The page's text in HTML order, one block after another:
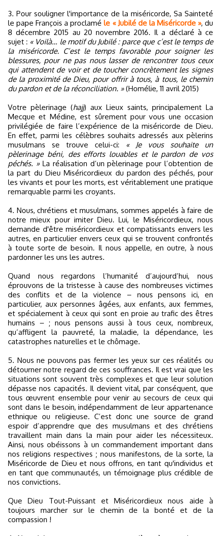
3. Pour souligner l'importance de la miséricorde, Sa Sainteté
le pape François a proclaméle « Jubilé de la Miséricorde », du
8 décembre 2015 au 20 novembre 2016. Il a déclaré à ce
sujet : « Voilà… le motif du Jubilé : parce que c’est le temps de
la miséricorde. C’est le temps favorable pour soigner les
blessures, pour ne pas nous lasser de rencontrer tous ceux
qui attendent de voir et de toucher concrètement les signes
de la proximité de Dieu, pour offrir à tous, à tous, le chemin
du pardon et de la réconciliation. »(Homélie, 11 avril 2015)
Votre pèlerinage (hajj) aux Lieux saints, principalement La
Mecque et Médine, est sûrement pour vous une occasion
privilégiée de faire l’expérience de la miséricorde de Dieu.
En effet, parmi les célèbres souhaits adressés aux pèlerins
musulmans se trouve celui-ci:
« Je vous souhaite un
pèlerinage béni, des efforts louables et le pardon de vos
péchés. »La réalisation d’un pèlerinage pour l’obtention de
la part du Dieu Miséricordieux du pardon des péchés, pour
les vivants et pour les morts, est véritablement une pratique
remarquable parmi les croyants.
4. Nous, chrétiens et musulmans, sommes appelés à faire de
notre mieux pour imiter Dieu. Lui, le Miséricordieux, nous
demande d'être miséricordieux et compatissants envers les
autres, en particulier envers ceux qui se trouvent confrontés
à toute sorte de besoin. Il nous appelle, en outre, à nous
pardonner les uns les autres.
Quand nous regardons l’humanité d’aujourd’hui, nous
éprouvons de la tristesse à cause des nombreuses victimes
des conflits et de la violence – nous pensons ici, en
particulier, aux personnes âgées, aux enfants, aux femmes,
et spécialement à ceux qui sont en proie au trafic des êtres
humains – ; nous pensons aussi à tous ceux, nombreux,
qu’affligent la pauvreté, la maladie, la dépendance, les
catastrophes naturelles et le chômage.
5. Nous ne pouvons pas fermer les yeux sur ces réalités ou
détourner notre regard de ces souffrances. Il est vrai que les
situations sont souvent très complexes et que leur solution
dépasse nos capacités. Il devient vital, par conséquent, que
tous œuvrent ensemble pour venir au secours de ceux qui
sont dans le besoin, indépendamment de leur appartenance
ethnique ou religieuse. C’est donc une source de grand
espoir d’apprendre que des musulmans et des chrétiens
travaillent main dans la main pour aider les nécessiteux.
Ainsi, nous obéissons à un commandement important dans
nos religions respectives ; nous manifestons, de la sorte, la
Miséricorde de Dieu et nous offrons, en tant qu'individus et
en tant que communautés, un témoignage plus crédible de
nos convictions.
Que Dieu Tout-Puissant et Miséricordieux nous aide à
toujours marcher sur le chemin de la bonté et de la
compassion !